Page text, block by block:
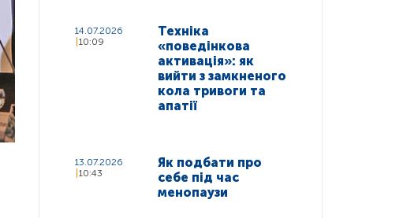
14.07.2026
10:09
Техніка
«поведінкова
активація»: як
вийти з замкненого
кола тривоги та
апатії
13.07.2026
10:43
Як подбати про
себе під час
менопаузи